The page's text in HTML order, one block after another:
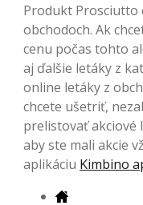
Produkt Prosciutto
obchodoch. Ak
cenu počas tohto
aj ďalšie letáky z
online letáky z
chcete ušetriť,
prelistovať akciové
aby ste mali akcie
aplikáciu Kimbino